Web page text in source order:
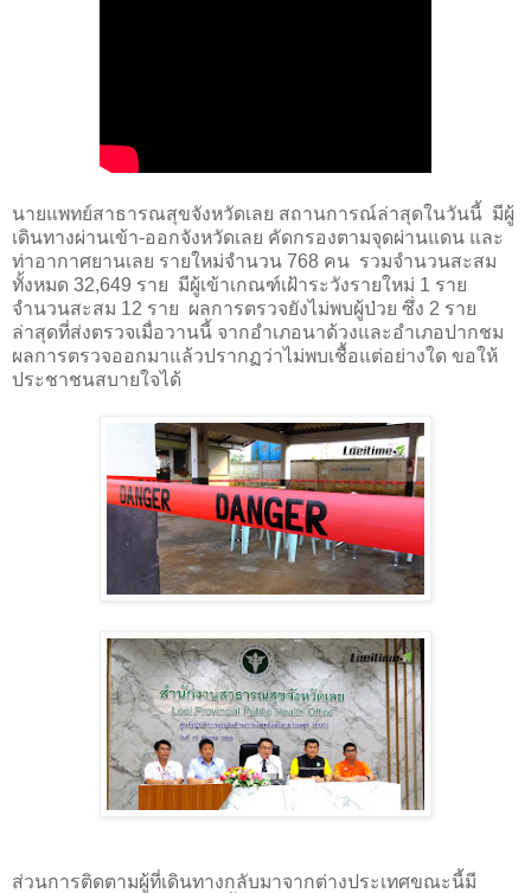
นายแพทย์สาธารณสุขจังหวัดเลย สถานการณ์ล่าสุดในวันนี้ มีผู้
เดินทางผ่านเข้า-ออกจังหวัดเลย คัดกรองตามจุดผ่านแดน และ
ท่าอากาศยานเลย รายใหม่จำนวน 768 คน รวมจำนวนสะสม
ทั้งหมด 32,649 ราย มีผู้เข้าเกณฑ์เฝ้าระวังรายใหม่ 1 ราย
จำนวนสะสม 12 ราย ผลการตรวจยังไม่พบผู้ป่วย ซึ่ง 2 ราย
ล่าสุดที่ส่งตรวจเมื่อวานนี้ จากอำเภอนาด้วงและอำเภอปากชม
ผลการตรวจออกมาแล้วปรากฏว่าไม่พบเชื้อแต่อย่างใด ขอให้
ประชาชนสบายใจได้
ส่วนการติดตามผู้ที่เดินทางกลับมาจากต่างประเทศขณะนี้มี